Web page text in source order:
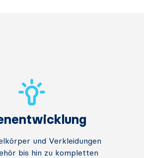
und Verkleidungen
bis hin zu kompletten